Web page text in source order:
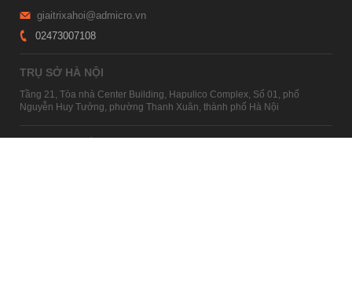
giaitrixahoi@admicro.vn
02473007108
TRỤ SỞ HÀ NỘI
Tầng 21, Tòa nhà Center Building, Hapulico Complex, Số 01, phố
Nguyễn Huy Tưởng, phường Thanh Xuân, thành phố Hà Nội